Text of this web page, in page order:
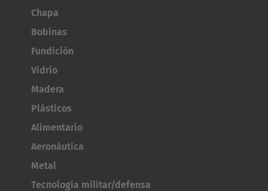
Chapa
Bobinas
Fundición
Vidrio
Madera
Plásticos
Alimentario
Aeronáutica
Metal
Tecnología militar/defensa